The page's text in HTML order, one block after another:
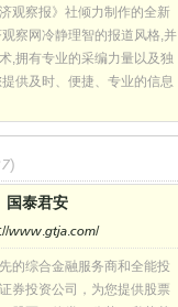
观察报》社倾力制作的全新
察网冷静理智的报道风格,并
,拥有专业的采编力量以及独
供及时、便捷、专业的信息
国泰君安
www.gtja.com/
的综合金融服务商和全能投
券投资公司，为您提供股票